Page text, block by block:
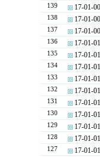
139 17-01-
138 17-01-
137 17-01-
136 17-01-
135 17-01-
134 17-01-
133 17-01-
132 17-01-
131 17-01-
130 17-01-
129 17-01-
128 17-01-
127 17-01-